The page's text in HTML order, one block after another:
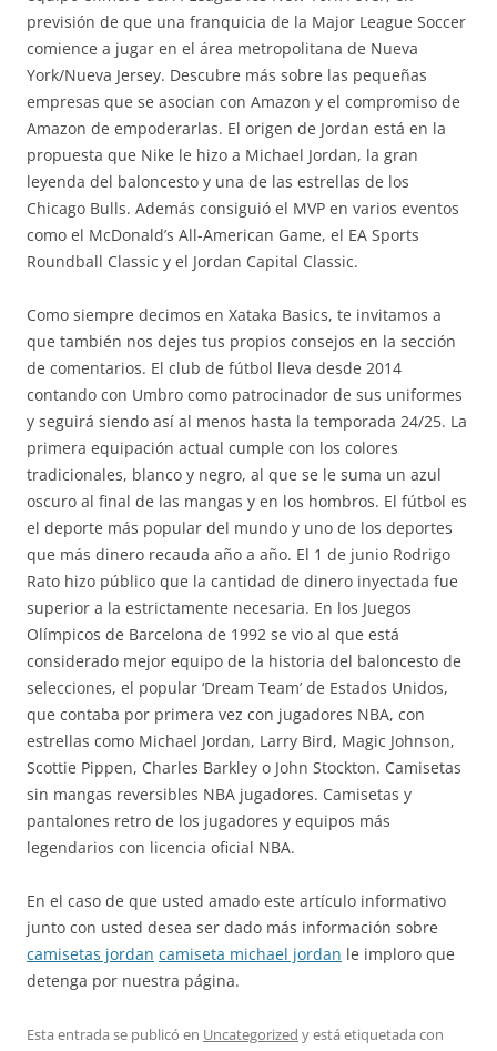
previsión de que una franquicia de la Major League Soccer
comience a jugar en el área metropolitana de Nueva
York/Nueva Jersey. Descubre más sobre las pequeñas
empresas que se asocian con Amazon y el compromiso de
Amazon de empoderarlas. El origen de Jordan está en la
propuesta que Nike le hizo a Michael Jordan, la gran
leyenda del baloncesto y una de las estrellas de los
Chicago Bulls. Además consiguió el MVP en varios eventos
como el McDonald’s All-American Game, el EA Sports
Roundball Classic y el Jordan Capital Classic.
Como siempre decimos en Xataka Basics, te invitamos a
que también nos dejes tus propios consejos en la sección
de comentarios. El club de fútbol lleva desde 2014
contando con Umbro como patrocinador de sus uniformes
y seguirá siendo así al menos hasta la temporada 24/25. La
primera equipación actual cumple con los colores
tradicionales, blanco y negro, al que se le suma un azul
oscuro al final de las mangas y en los hombros. El fútbol es
el deporte más popular del mundo y uno de los deportes
que más dinero recauda año a año. El 1 de junio Rodrigo
Rato hizo público que la cantidad de dinero inyectada fue
superior a la estrictamente necesaria. En los Juegos
Olímpicos de Barcelona de 1992 se vio al que está
considerado mejor equipo de la historia del baloncesto de
selecciones, el popular ‘Dream Team’ de Estados Unidos,
que contaba por primera vez con jugadores NBA, con
estrellas como Michael Jordan, Larry Bird, Magic Johnson,
Scottie Pippen, Charles Barkley o John Stockton. Camisetas
sin mangas reversibles NBA jugadores. Camisetas y
pantalones retro de los jugadores y equipos más
legendarios con licencia oficial NBA.
En el caso de que usted amado este artículo informativo
junto con usted desea ser dado más información sobre
camisetas jordan camiseta michael jordan le imploro que
detenga por nuestra página.
Esta entrada se publicó en Uncategorized y está etiquetada con